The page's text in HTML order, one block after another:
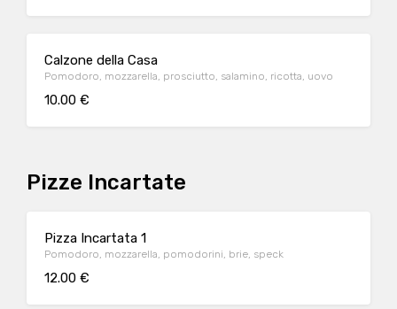
Calzone della Casa
Pomodoro, mozzarella, prosciutto, salamino, ricotta, uovo
10.00 €
Pizze Incartate
Pizza Incartata 1
Pomodoro, mozzarella, pomodorini, brie, speck
12.00 €